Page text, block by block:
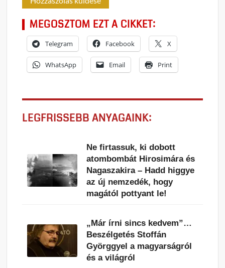
MEGOSZTOM EZT A CIKKET:
Telegram Facebook X
WhatsApp Email Print
LEGFRISSEBB ANYAGAINK:
Ne firtassuk, ki dobott
atombombát Hirosimára és
Nagaszakira – Hadd higgye
az új nemzedék, hogy
magától pottyant le!
„Már írni sincs kedvem”…
Beszélgetés Stoffán
Györggyel a magyarságról
és a világról